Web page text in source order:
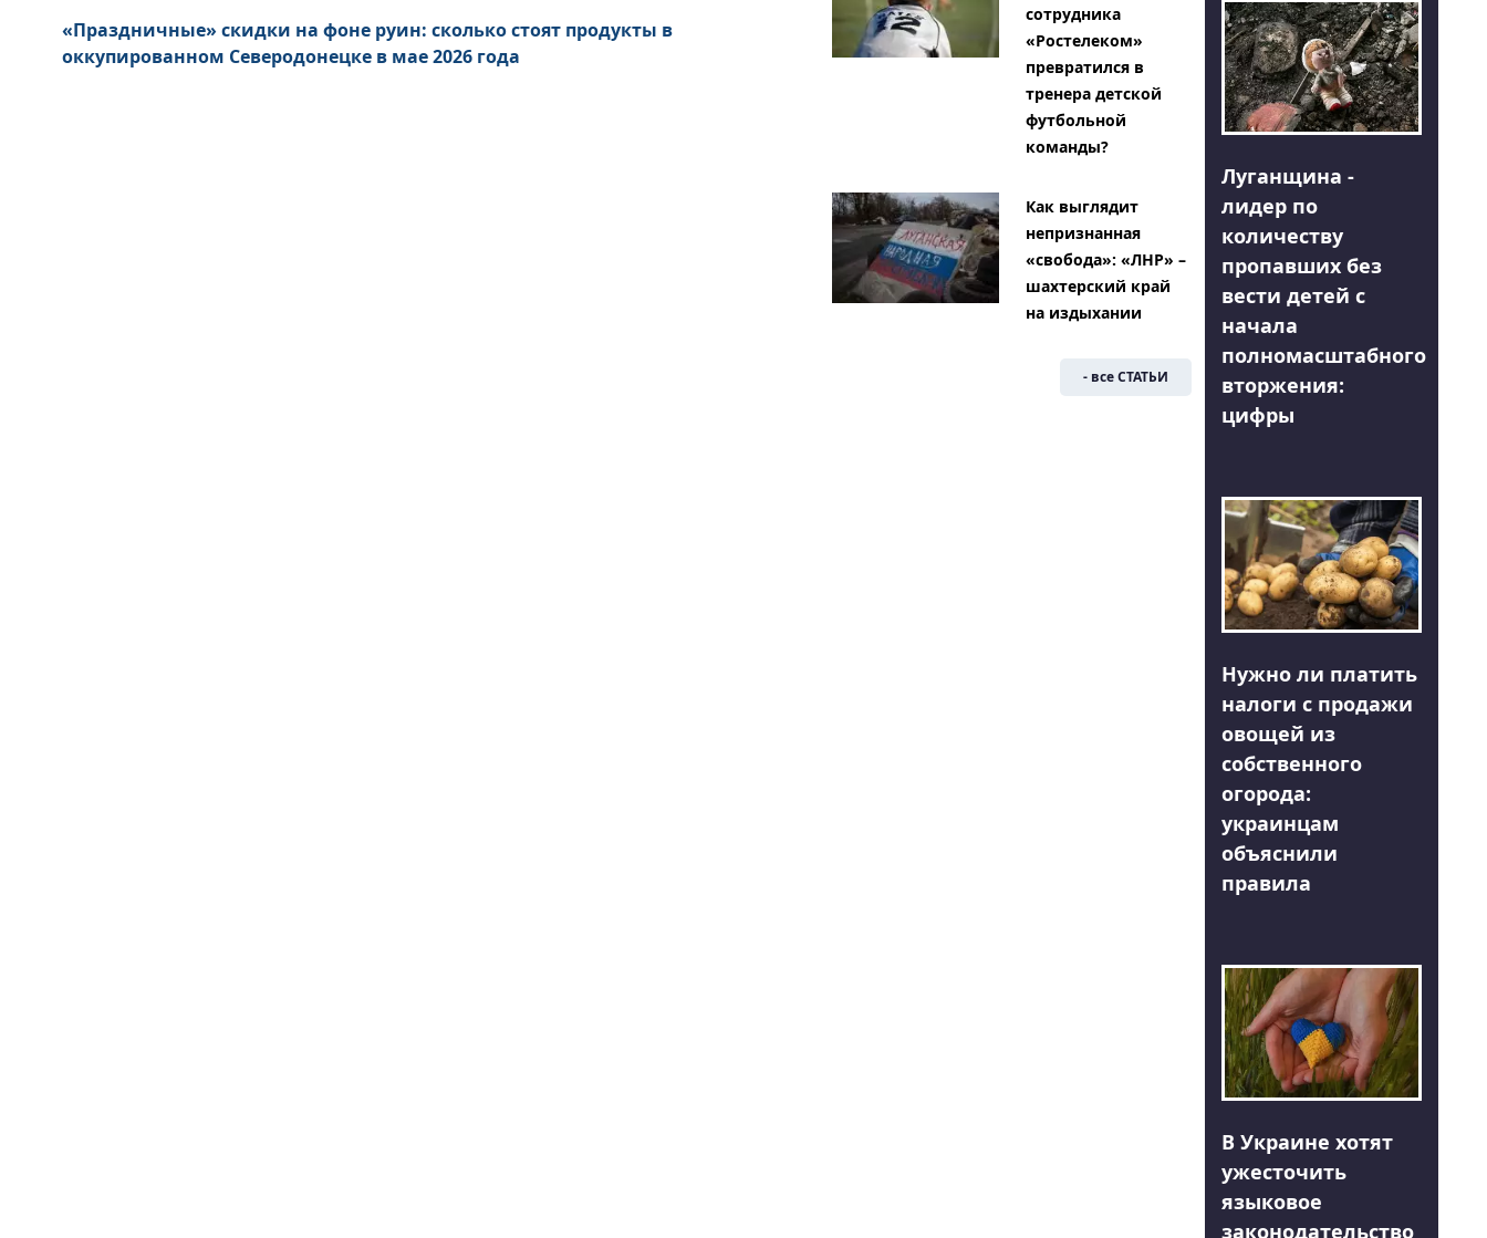
«Праздничные» скидки на фоне руин: сколько стоят продукты в
оккупированном Северодонецке в мае 2026 года
сотрудника
«Ростелеком»
превратился в
тренера детской
футбольной
команды?
Как выглядит
непризнанная
«свобода»: «ЛНР» –
шахтерский край
на издыхании
- все СТАТЬИ
Луганщина -
лидер по
количеству
пропавших без
вести детей с
начала
полномасштабного
вторжения:
цифры
Нужно ли платить
налоги с продажи
овощей из
собственного
огорода:
украинцам
объяснили
правила
В Украине хотят
ужесточить
языковое
законодательство